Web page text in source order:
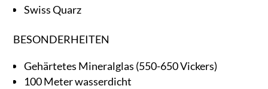
Swiss Quarz
BESONDERHEITEN
Gehärtetes Mineralglas (550-650 Vickers)
100 Meter wasserdicht